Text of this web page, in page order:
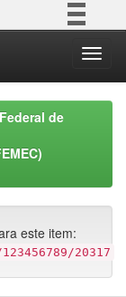
informação
de
este item:
20317